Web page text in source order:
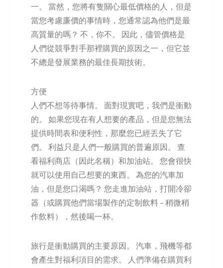
一。 當然，您將有隻關心最低價格的人，但是
當您考慮廉價的事情時，您通常認為他們是最
高質量的嗎？ 不，你不。 因此，儘管價格是
人們從競爭對手那裡購買的原因之一，但它並
不總是發展業務的最佳長期技術。
方便
人們不想等待事情。 面對現實吧，我們是衝動
的。 如果您現在有人想要的產品，但是您無法
提供時間表和便利性，那麼您已經丟失了它
們。 利益只是人們一般購買的普遍原因。 查
看福利商店（因此名稱）和加油站。 您會很快
就可以使用自己想要的東西。 為您的汽車加
油，但是您口渴嗎？ 您走進加油站，打開冷卻
器（或購買他們當場製作的定制飲料 – 稍微稍
作飲料），然後喝一杯。
旅行是衝動購買的主要原因。 汽車，飛機等都
會產生對福利項目的需求。 人們準備在購買利